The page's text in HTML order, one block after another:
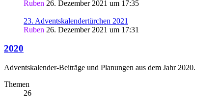
Ruben 26. Dezember 2021 um 17:35
23. Adventskalendertürchen 2021
Ruben 26. Dezember 2021 um 17:31
2020
Adventskalender-Beiträge und Planungen aus dem Jahr 2020.
Themen
26